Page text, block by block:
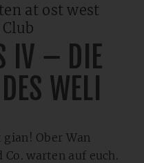
at ost west
IV – DIE
WELI
Ober Wan
warten auf euch.